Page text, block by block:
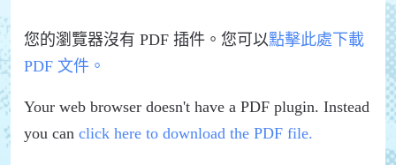
您的瀏覽器沒有 PDF 插件。您可以點擊此處下載
PDF 文件。
Your web browser doesn't have a PDF plugin. Instead
you can click here to download the PDF file.